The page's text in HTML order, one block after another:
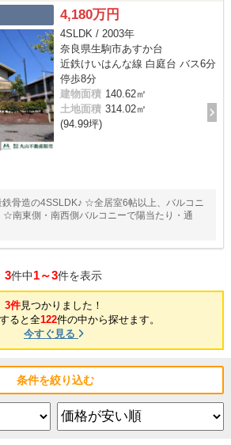
4,180万円
4SLDK / 2003年
奈良県生駒市あすか台
近鉄けいはんな線 白庭台 バス6分
停歩8分
建物面積 140.62㎡
土地面積 314.02㎡
(94.99坪)
骨造の4SSLDK♪ ☆全居室6帖以上、バルコニ
南東側・南西側バルコニーで陽当たり・通
3件中1～3件を表示
3件見つかりました！
ると全122件の中から探せます。
今すぐ見る
条件を絞り込む